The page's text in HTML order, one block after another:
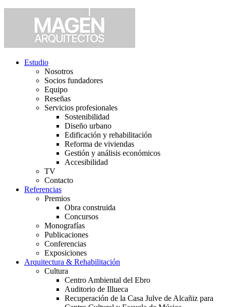
Estudio
Nosotros
Socios fundadores
Equipo
Reseñas
Servicios profesionales
Sostenibilidad
Diseño urbano
Edificación y rehabilitación
Reforma de viviendas
Gestión y análisis económicos
Accesibilidad
TV
Contacto
Referencias
Premios
Obra construida
Concursos
Monografías
Publicaciones
Conferencias
Exposiciones
Arquitectura & Rehabilitación
Cultura
Centro Ambiental del Ebro
Auditorio de Illueca
Recuperación de la Casa Julve de Alcañiz para